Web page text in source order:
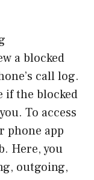
a blocked
call log.
if the blocked
To access
phone app
Here, you
outgoing,